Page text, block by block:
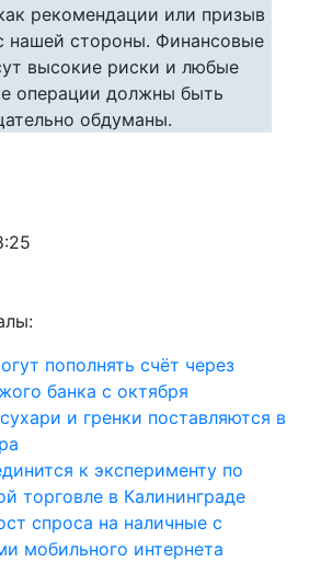
рекомендации или призыв
нашей стороны. Финансовые
высокие риски и любые
операции должны быть
обдуманы.
пополнять счёт через
банка с октября
и гренки поставляются в
к эксперименту по
торговле в Калининграде
спроса на наличные с
мобильного интернета